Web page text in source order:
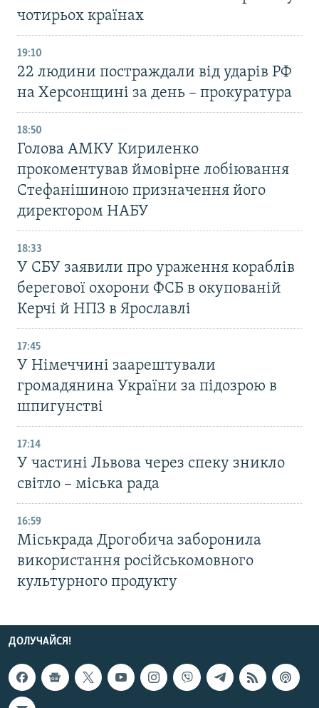
чотирьох країнах
19:10
22 людини постраждали від ударів РФ
на Херсонщині за день – прокуратура
18:50
Голова АМКУ Кириленко
прокоментував ймовірне лобіювання
Стефанішиною призначення його
директором НАБУ
18:33
У СБУ заявили про ураження кораблів
берегової охорони ФСБ в окупованій
Керчі й НПЗ в Ярославлі
17:45
У Німеччині заарештували
громадянина України за підозрою в
шпигунстві
17:14
У частині Львова через спеку зникло
світло – міська рада
16:59
Міськрада Дрогобича заборонила
використання російськомовного
культурного продукту
ДОЛУЧАЙСЯ!